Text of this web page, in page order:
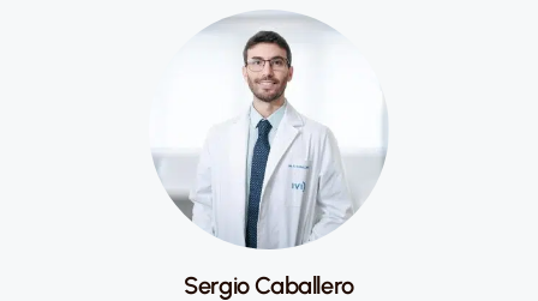
Sergio Caballero